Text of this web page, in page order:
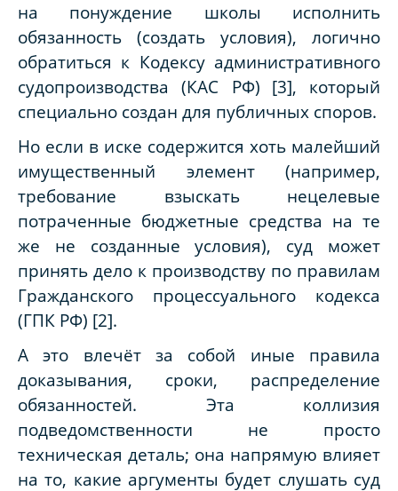
на понуждение школы исполнить
обязанность (создать условия), логично
обратиться к Кодексу административного
судопроизводства (КАС РФ) [3], который
специально создан для публичных споров.
Но если в иске содержится хоть малейший
имущественный элемент (например,
требование взыскать нецелевые
потраченные бюджетные средства на те
же не созданные условия), суд может
принять дело к производству по правилам
Гражданского процессуального кодекса
(ГПК РФ) [2].
А это влечёт за собой иные правила
доказывания, сроки, распределение
обязанностей. Эта коллизия
подведомственности не просто
техническая деталь; она напрямую влияет
на то, какие аргументы будет слушать суд